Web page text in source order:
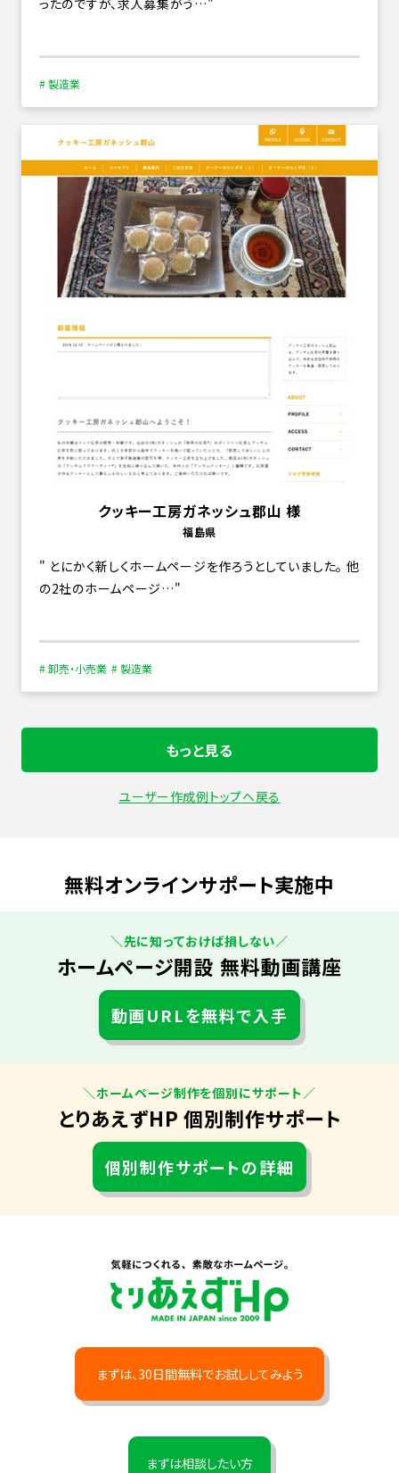
ったのですが、求人募集がう…
# 製造業
クッキー工房ガネッシュ郡山 様
福島県
とにかく新しくホームページを作ろうとしていました。 他
の2社のホームページ…
# 卸売・小売業 # 製造業
もっと見る
ユーザー作成例トップへ戻る
無料オンラインサポート実施中
＼先に知っておけば損しない／
ホームページ開設 無料動画講座
動画URLを無料で入手
＼ホームページ制作を個別にサポート／
とりあえずHP 個別制作サポート
個別制作サポートの詳細
まずは、30日間無料でお試ししてみよう
まずは相談したい方